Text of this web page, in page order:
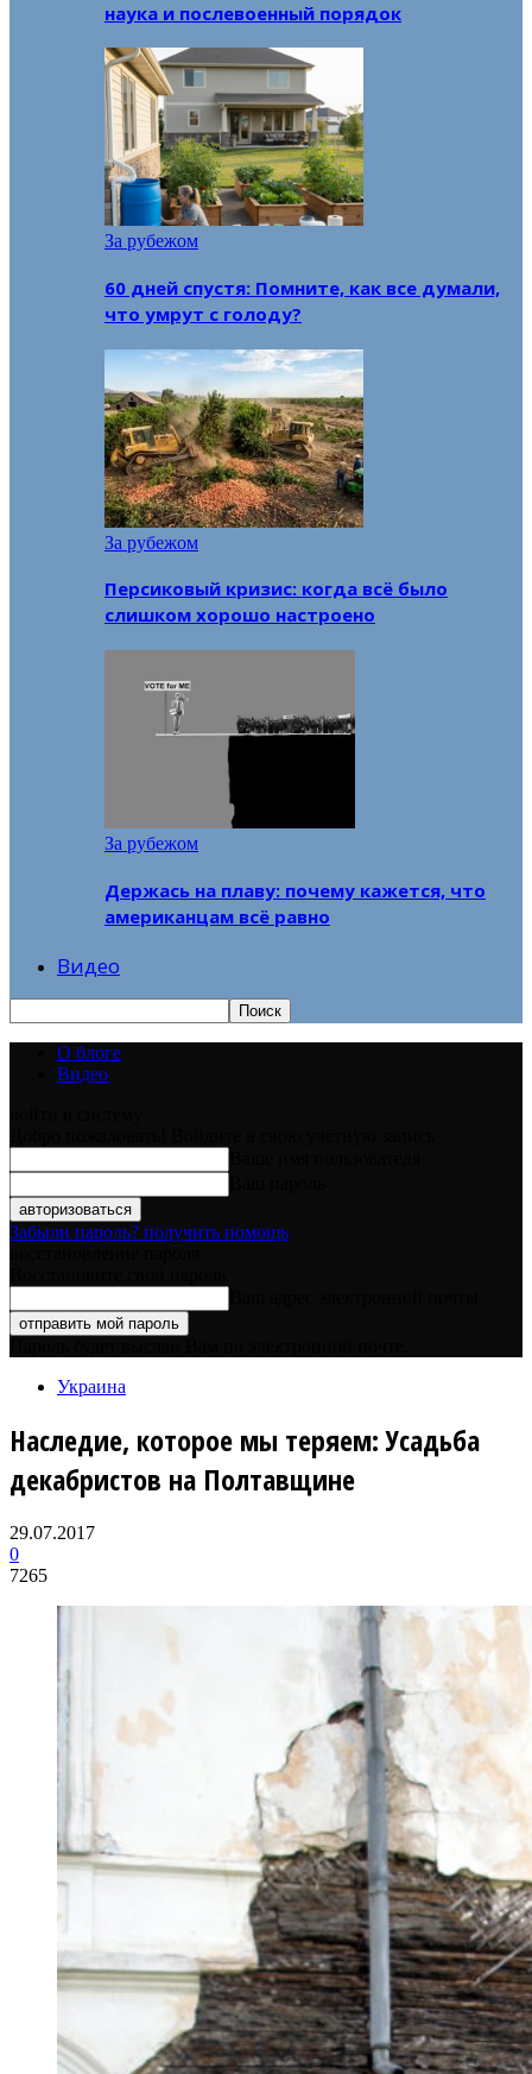
наука и послевоенный порядок
За рубежом
60 дней спустя: Помните, как все думали,
что умрут с голоду?
За рубежом
Персиковый кризис: когда всё было
слишком хорошо настроено
За рубежом
Держась на плаву: почему кажется, что
американцам всё равно
Видео
О блоге
Видео
Забыли пароль? получить помощь
Украина
Наследие, которое мы теряем: Усадьба
декабристов на Полтавщине
29.07.2017
0
7265